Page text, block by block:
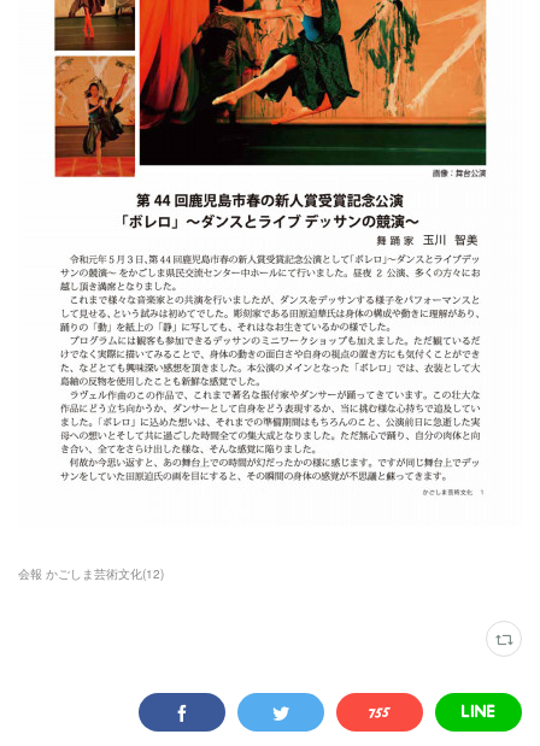
会報 かごしま芸術文化(12)